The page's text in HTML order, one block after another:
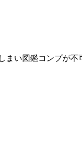
い図鑑コンプが不